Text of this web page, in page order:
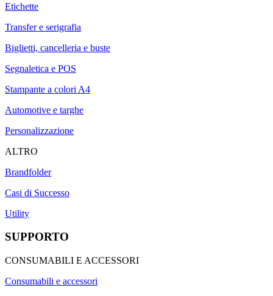
Etichette
Transfer e serigrafia
Biglietti, cancelleria e buste
Segnaletica e POS
Stampante a colori A4
Automotive e targhe
Personalizzazione
ALTRO
Brandfolder
Casi di Successo
Utility
SUPPORTO
CONSUMABILI E ACCESSORI
Consumabili e accessori